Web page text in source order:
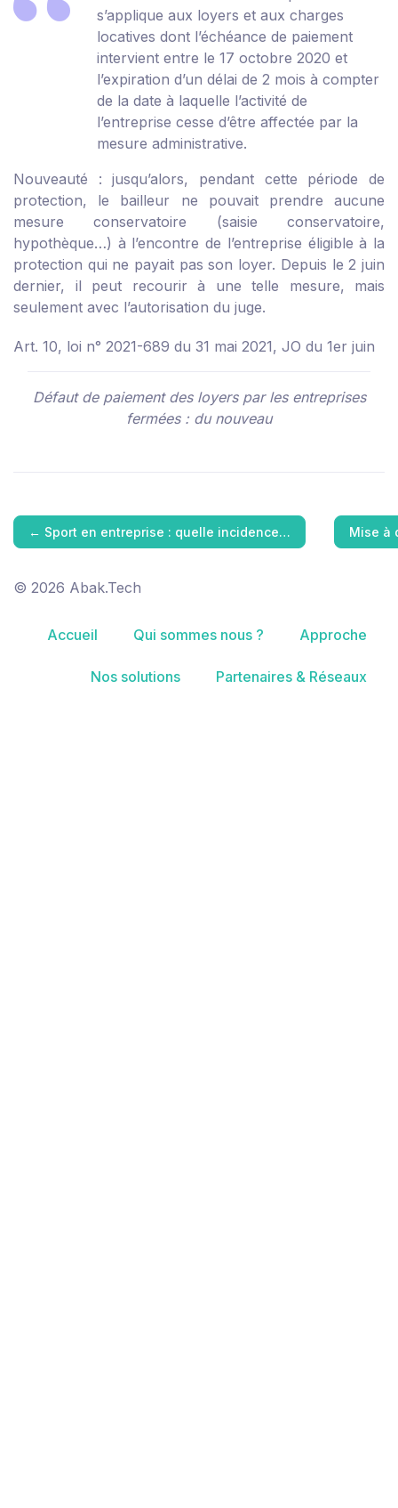
s’applique aux loyers et aux charges
locatives dont l’échéance de paiement
intervient entre le 17 octobre 2020 et
l’expiration d’un délai de 2 mois à compter
de la date à laquelle l’activité de
l’entreprise cesse d’être affectée par la
mesure administrative.
Nouveauté : jusqu’alors, pendant cette période de
protection, le bailleur ne pouvait prendre aucune
mesure conservatoire (saisie conservatoire,
hypothèque…) à l’encontre de l’entreprise éligible à la
protection qui ne payait pas son loyer. Depuis le 2 juin
dernier, il peut recourir à une telle mesure, mais
seulement avec l’autorisation du juge.
Art. 10, loi n° 2021-689 du 31 mai 2021, JO du 1er juin
Défaut de paiement des loyers par les entreprises
fermées : du nouveau
← Sport en entreprise : quelle incidence… Mise à
© 2026 Abak.Tech
Accueil Qui sommes nous ? Approche
Nos solutions Partenaires & Réseaux